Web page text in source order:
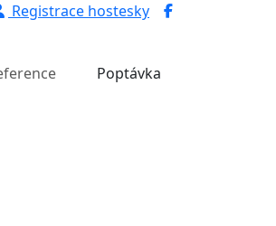
Registrace hostesky
Poptávka